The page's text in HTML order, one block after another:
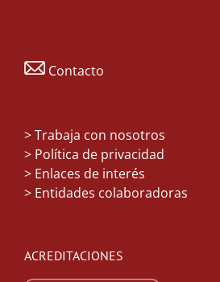
Contacto
>Trabaja con nosotros
> Política de privacidad
> Enlaces de interés
> Entidades colaboradoras
ACREDITACIONES